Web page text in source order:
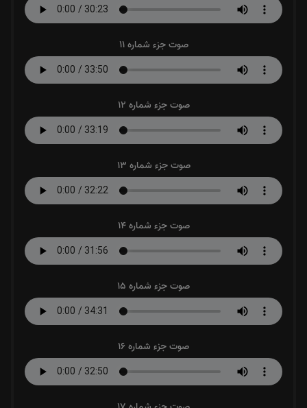
صوت جزء شماره 11
صوت جزء شماره 12
صوت جزء شماره 13
صوت جزء شماره 14
صوت جزء شماره 15
صوت جزء شماره 16